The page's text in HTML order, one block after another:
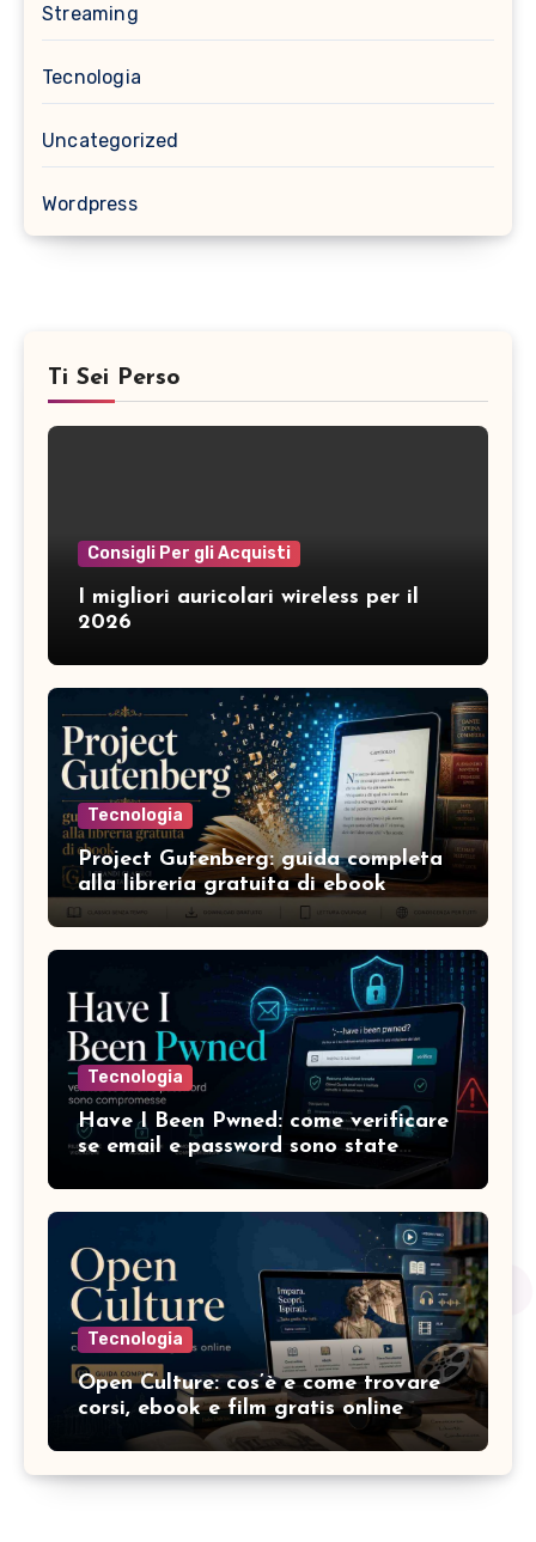
Streaming
Tecnologia
Uncategorized
Wordpress
Ti Sei Perso
Consigli Per gli Acquisti
I migliori auricolari wireless per il
2026
Tecnologia
Project Gutenberg: guida completa
alla libreria gratuita di ebook
Tecnologia
Have I Been Pwned: come verificare
se email e password sono state
Tecnologia
Open Culture: cos’è e come trovare
corsi, ebook e film gratis online